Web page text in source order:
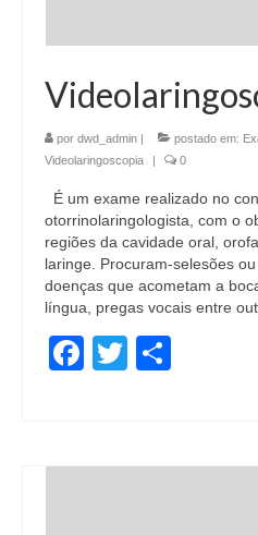
por dwd_admin | postado em:
Videolaringoscopia
| 0
É um exame realizado no
otorrinolaringologista, com o
regiões da cavidade oral,
laringe. Procuram-selesões
doenças que acometam a
língua, pregas vocais entre
Facebook
Twitter